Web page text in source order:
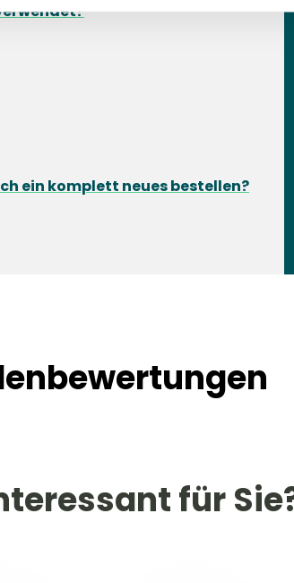
ein komplett neues bestellen?
für